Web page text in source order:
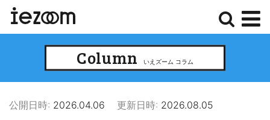
ュ
Column いえズーム コラム
公開日時: 2026.04.06 更新日時: 2026.08.05